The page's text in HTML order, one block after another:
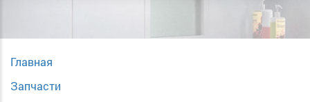
Главная
Запчасти